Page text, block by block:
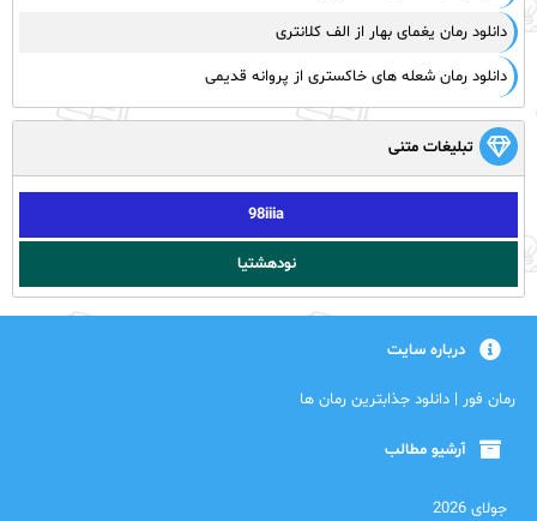
دانلود رمان یغمای بهار از الف کلانتری
دانلود رمان شعله های خاکستری از پروانه قدیمی
تبلیغات متنی
98iiia
نودهشتیا
درباره سایت
رمان فور | دانلود جذابترین رمان ها
آرشیو مطالب
جولای 2026